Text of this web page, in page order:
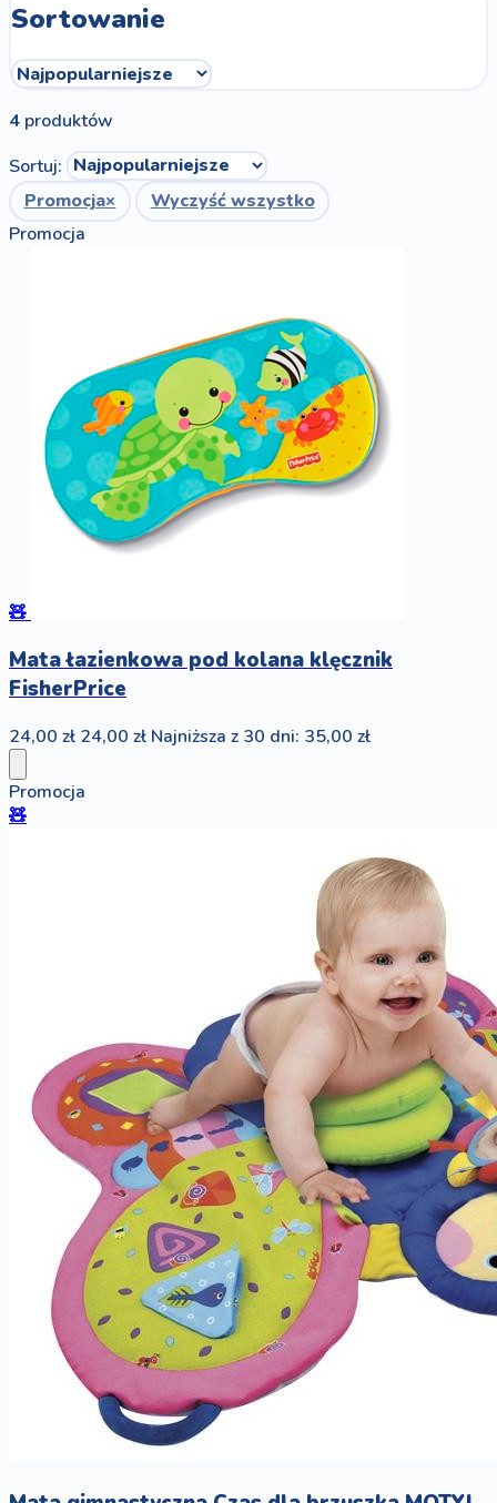
Sortowanie
4 produktów
Sortuj:
Promocja×
Wyczyść wszystko
Promocja
🧸
Mata łazienkowa pod kolana klęcznik
FisherPrice
24,00 zł 24,00 zł Najniższa z 30 dni: 35,00 zł
Promocja
🧸